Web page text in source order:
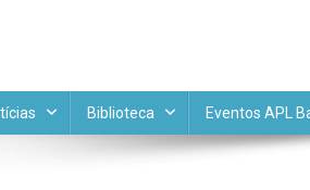
Biblioteca Eventos APL